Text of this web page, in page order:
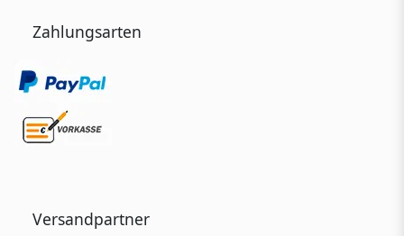
Zahlungsarten
Versandpartner